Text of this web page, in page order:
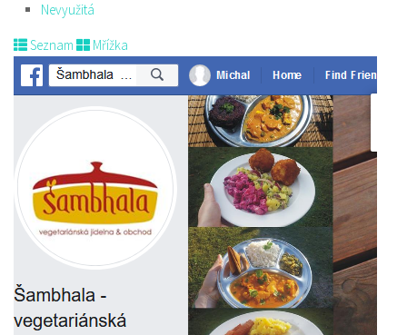
Nevyužitá
Seznam Mřížka